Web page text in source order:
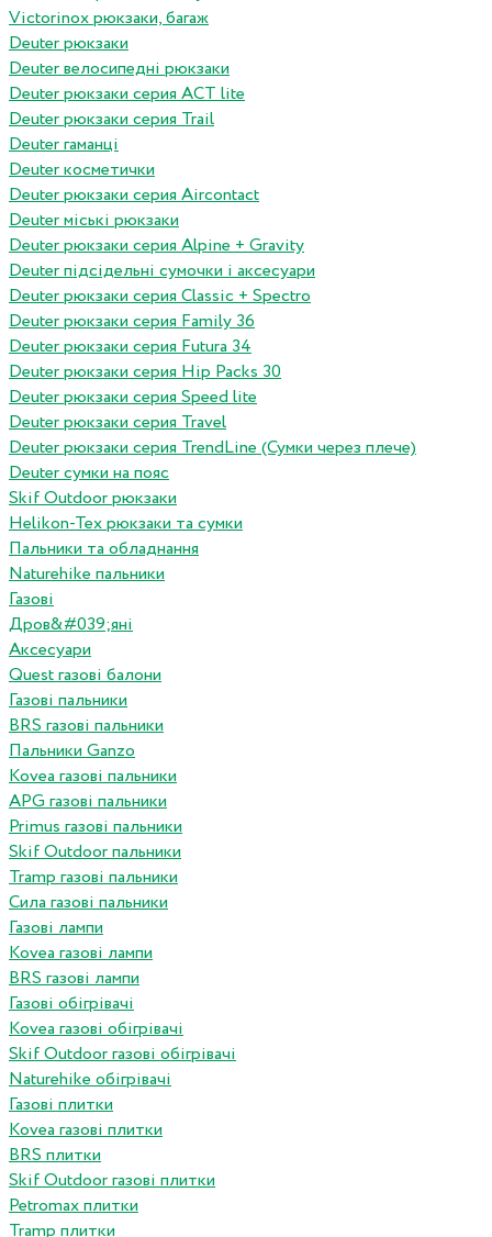
Victorinox рюкзаки, багаж
Deuter рюкзаки
Deuter велосипедні рюкзаки
Deuter рюкзаки серия ACT lite
Deuter рюкзаки серия Trail
Deuter гаманці
Deuter косметички
Deuter рюкзаки серия Aircontact
Deuter міські рюкзаки
Deuter рюкзаки серия Alpine + Gravity
Deuter підсідельні сумочки і аксесуари
Deuter рюкзаки серия Classic + Spectro
Deuter рюкзаки серия Family 36
Deuter рюкзаки серия Futura 34
Deuter рюкзаки серия Hip Packs 30
Deuter рюкзаки серия Speed lite
Deuter рюкзаки серия Travel
Deuter рюкзаки серия TrendLine (Сумки через плече)
Deuter сумки на пояс
Skif Outdoor рюкзаки
Helikon-Tex рюкзаки та сумки
Пальники та обладнання
Naturehike пальники
Газові
Дров&#039;яні
Аксесуари
Quest газові балони
Газові пальники
BRS газові пальники
Пальники Ganzo
Kovea газові пальники
APG газові пальники
Primus газові пальники
Skif Outdoor пальники
Tramp газові пальники
Сила газові пальники
Газові лампи
Kovea газові лампи
BRS газові лампи
Газові обігрівачі
Kovea газові обігрівачі
Skif Outdoor газові обігрівачі
Naturehike обігрівачі
Газові плитки
Kovea газові плитки
BRS плитки
Skif Outdoor газові плитки
Petromax плитки
Tramp плитки